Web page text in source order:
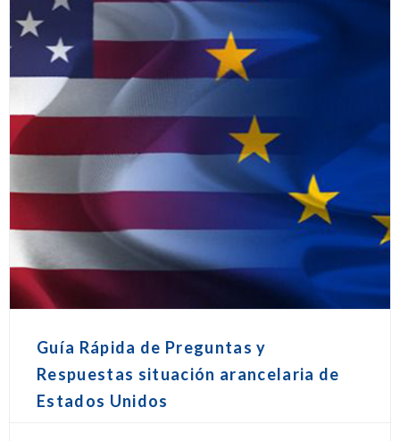
Guía Rápida de Preguntas y
Respuestas situación arancelaria de
Estados Unidos